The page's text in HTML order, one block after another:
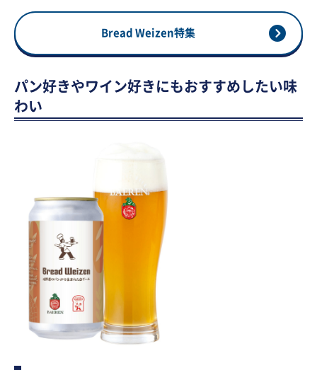
Bread Weizen特集
パン好きやワイン好きにもおすすめしたい味
わい